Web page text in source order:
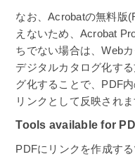
なお、Acrobatの無料版
えないため、Acrobat
ちでない場合は、Web
デジタルカタログ化す
グ化することで、PDF
リンクとして反映されま
Tools available for
PDFにリンクを作成す